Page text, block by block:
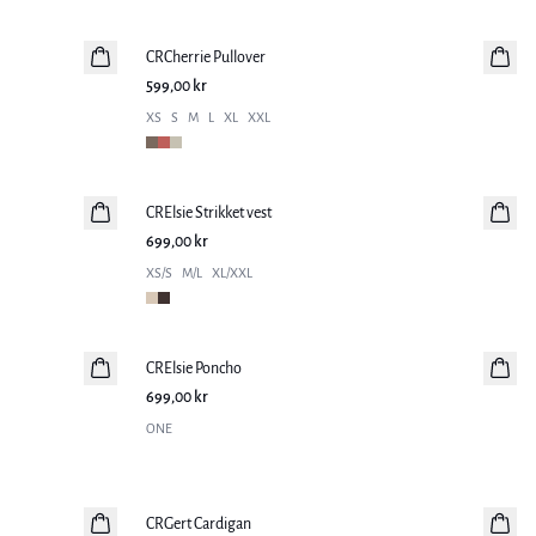
Nyhet
CRCherrie Pullover
599,00 kr
XS S M L XL XXL
Nyhet
CRElsie Strikket vest
699,00 kr
XS/S M/L XL/XXL
Nyhet
CRElsie Poncho
699,00 kr
ONE
CRGert Cardigan